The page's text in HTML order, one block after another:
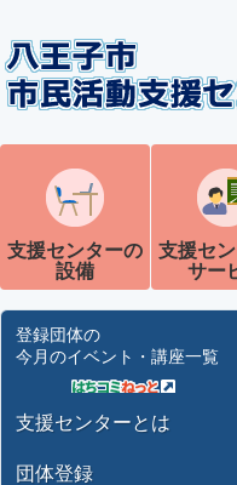
支援センターの
設備
支援セ
サー
登録団体の
今月のイベント・講座一覧
支援センターとは
団体登録